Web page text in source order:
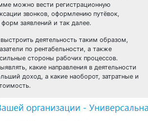
можно вести регистрационную
звонков, оформлению путёвок,
заявлений и так далее.
деятельность таким образом,
по рентабельности, а также
стороны рабочих процессов.
какие направления в деятельности
доход, а какие наоборот, затратные и